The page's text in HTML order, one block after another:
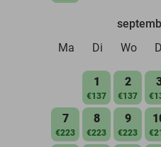
Ma
Di Wo
1
€137
2
€137
7
€223
8
€223
9
€223